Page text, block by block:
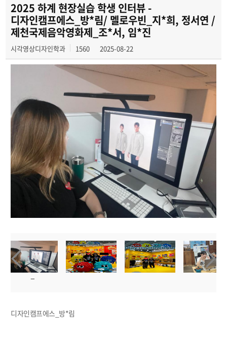
졸업전시회
2025 하계 현장실습 학생 인터뷰 -
디자인캠프에스_방*림/ 멜로우빈_지*희, 정서연 /
제천국제음악영화제_조*서, 임*진
시각영상디자인학과 1560 2025-08-22
디자인캠프에스_방*림